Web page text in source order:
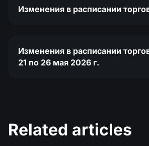
Изменения в расписании
Изменения в расписании
21 по 26 мая 2026 г.
Related articles